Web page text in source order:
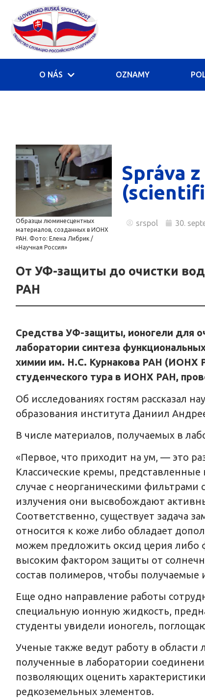
O NÁS OZNAMY
Образцы люминесцентных
материалов, созданных в ИОНХ
РАН. Фото: Елена Либрик /
«Научная Россия»
Správa
srspol 30.
От УФ-защиты до очистки
РАН
Средства УФ-защиты, ионогели для
лаборатории синтеза
химии им. Н.С. Курнакова РАН (ИОНХ
студенческого тура в ИОНХ РАН,
Об исследованиях гостям рассказал
образования института Даниил
В числе материалов, получаемых в
«Первое, что приходит на ум, — это
Классические кремы,
случае с неорганическими
излучения они высвобождают
Соответственно, существует задача
относится к коже либо обладает
можем предложить оксид церия либо
высоким фактором защиты от
состав полимеров, чтобы
Еще одно направление работы
специальную ионную жидкость,
студенты увидели ионогель,
Ученые также ведут работу в
полученные в лаборатории
позволяющих оценить
редкоземельных элементов.